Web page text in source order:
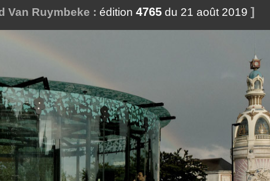
Van Ruymbeke : édition 4765 du 21 août 2019 ]